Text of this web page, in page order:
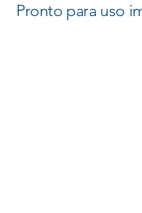
Pronto para uso